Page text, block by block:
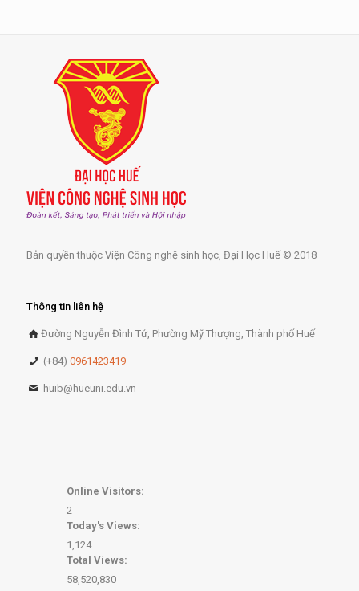
Bản quyền thuộc Viện Công nghệ sinh học, Đại Học Huế © 2018
Thông tin liên hệ
Đường Nguyễn Đình Tứ, Phường Mỹ Thượng, Thành phố Huế
(+84)0961423419
huib@hueuni.edu.vn
Online Visitors:
2
Today's Views:
1,124
Total Views:
58,520,830